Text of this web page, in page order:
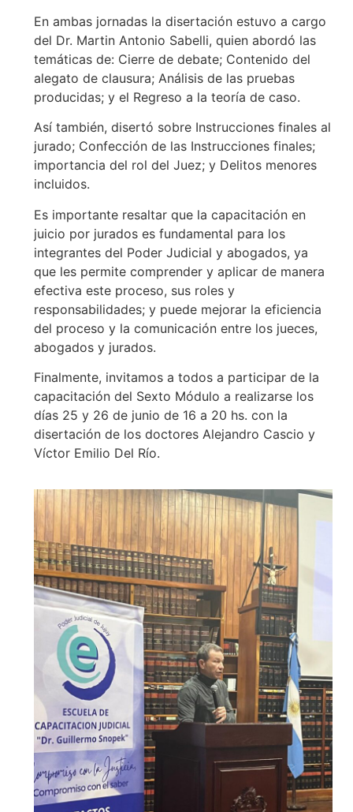
En ambas jornadas la disertación estuvo a cargo
del Dr. Martin Antonio Sabelli, quien abordó las
temáticas de: Cierre de debate; Contenido del
alegato de clausura; Análisis de las pruebas
producidas; y el Regreso a la teoría de caso.
Así también, disertó sobre Instrucciones finales al
jurado; Confección de las Instrucciones finales;
importancia del rol del Juez; y Delitos menores
incluidos.
Es importante resaltar que la capacitación en
juicio por jurados es fundamental para los
integrantes del Poder Judicial y abogados, ya
que les permite comprender y aplicar de manera
efectiva este proceso, sus roles y
responsabilidades; y puede mejorar la eficiencia
del proceso y la comunicación entre los jueces,
abogados y jurados.
Finalmente, invitamos a todos a participar de la
capacitación del Sexto Módulo a realizarse los
días 25 y 26 de junio de 16 a 20 hs. con la
disertación de los doctores Alejandro Cascio y
Víctor Emilio Del Río.